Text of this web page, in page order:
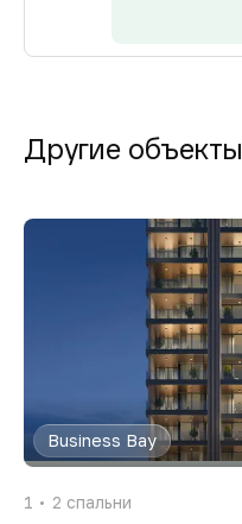
Другие объекты
Business Bay
1 2 спальни